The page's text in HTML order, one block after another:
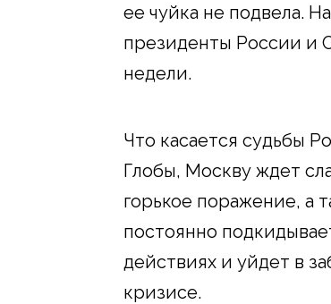
ее чуйка не подвела.
президенты России и
недели.
Что касается судьбы
Глобы, Москву ждет
горькое поражение, а
постоянно
действиях и уйдет в
кризисе.